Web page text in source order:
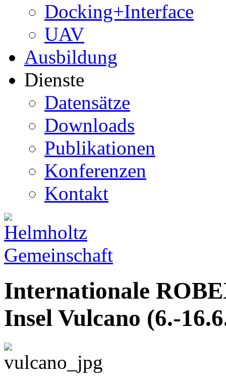
Docking+Interface
UAV
Ausbildung
Dienste
Datensätze
Downloads
Publikationen
Konferenzen
Kontakt
Internationale
Insel Vulcano (6.-